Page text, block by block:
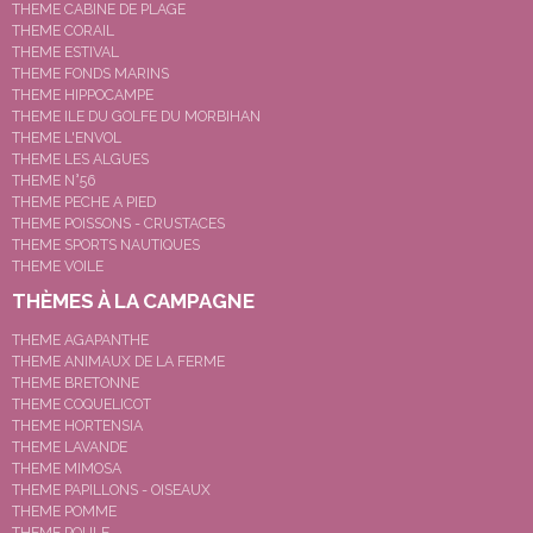
THEME CABINE DE PLAGE
THEME CORAIL
THEME ESTIVAL
THEME FONDS MARINS
THEME HIPPOCAMPE
THEME ILE DU GOLFE DU MORBIHAN
THEME L'ENVOL
THEME LES ALGUES
THEME N°56
THEME PECHE A PIED
THEME POISSONS - CRUSTACES
THEME SPORTS NAUTIQUES
THEME VOILE
THÈMES À LA CAMPAGNE
THEME AGAPANTHE
THEME ANIMAUX DE LA FERME
THEME BRETONNE
THEME COQUELICOT
THEME HORTENSIA
THEME LAVANDE
THEME MIMOSA
THEME PAPILLONS - OISEAUX
THEME POMME